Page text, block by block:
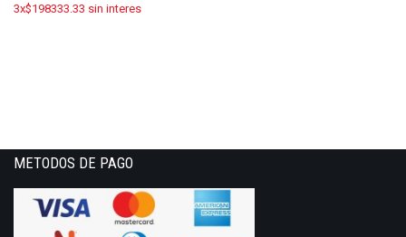
3x$198333.33 sin interes
METODOS DE PAGO